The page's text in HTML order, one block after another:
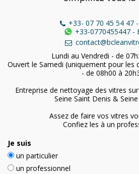
+33- 07 70 45 54 47-
+33-0770455447-
Lundi au Vendredi - de
Ouvert le Samedi (uniquement pour les
- de 08h00 à
Entreprise de nettoyage des vitres
Seine Saint Denis &
Assez de faire vos vitres
Confiez les à un
Je suis
un particulier
un professionnel